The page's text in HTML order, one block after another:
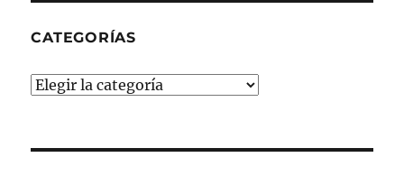
CATEGORÍAS
Categorías